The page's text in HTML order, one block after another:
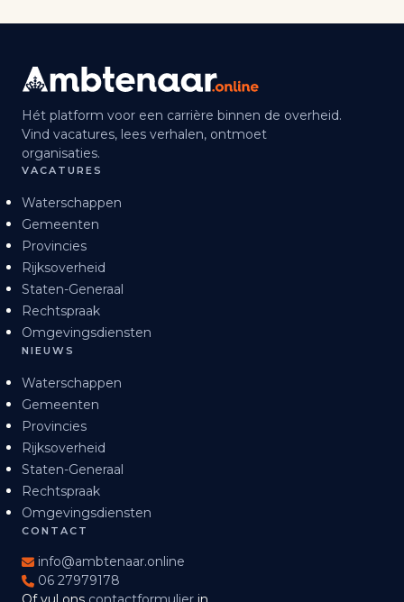
Hét platform voor een carrière binnen de overheid.
Vind vacatures, lees verhalen, ontmoet
organisaties.
VACATURES
Waterschappen
Gemeenten
Provincies
Rijksoverheid
Staten-Generaal
Rechtspraak
Omgevingsdiensten
NIEUWS
Waterschappen
Gemeenten
Provincies
Rijksoverheid
Staten-Generaal
Rechtspraak
Omgevingsdiensten
CONTACT
info@ambtenaar.online
06 27979178